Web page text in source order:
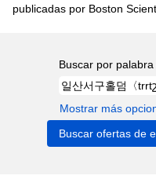
publicadas por Boston
Buscar por
Mostrar más